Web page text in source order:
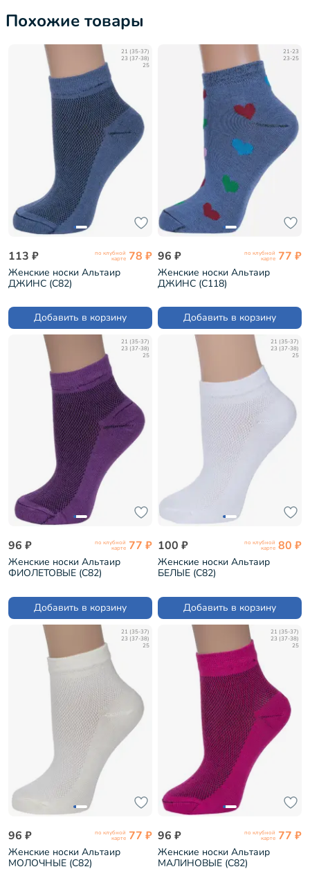
Похожие товары
21 (35-37)
23 (37-38)
25
113 ₽ по клубной
карте 78 ₽
Женские носки Альтаир
ДЖИНС (С82)
Добавить в корзину
21-23
23-25
96 ₽ по клубной
карте 77 ₽
Женские носки Альтаир
ДЖИНС (С118)
Добавить в корзину
21 (35-37)
23 (37-38)
25
96 ₽ по клубной
карте 77 ₽
Женские носки Альтаир
ФИОЛЕТОВЫЕ (С82)
Добавить в корзину
21 (35-37)
23 (37-38)
25
100 ₽ по клубной
карте 80 ₽
Женские носки Альтаир
БЕЛЫЕ (С82)
Добавить в корзину
21 (35-37)
23 (37-38)
25
96 ₽ по клубной
карте 77 ₽
Женские носки Альтаир
МОЛОЧНЫЕ (С82)
21 (35-37)
23 (37-38)
25
96 ₽ по клубной
карте 77 ₽
Женские носки Альтаир
МАЛИНОВЫЕ (С82)